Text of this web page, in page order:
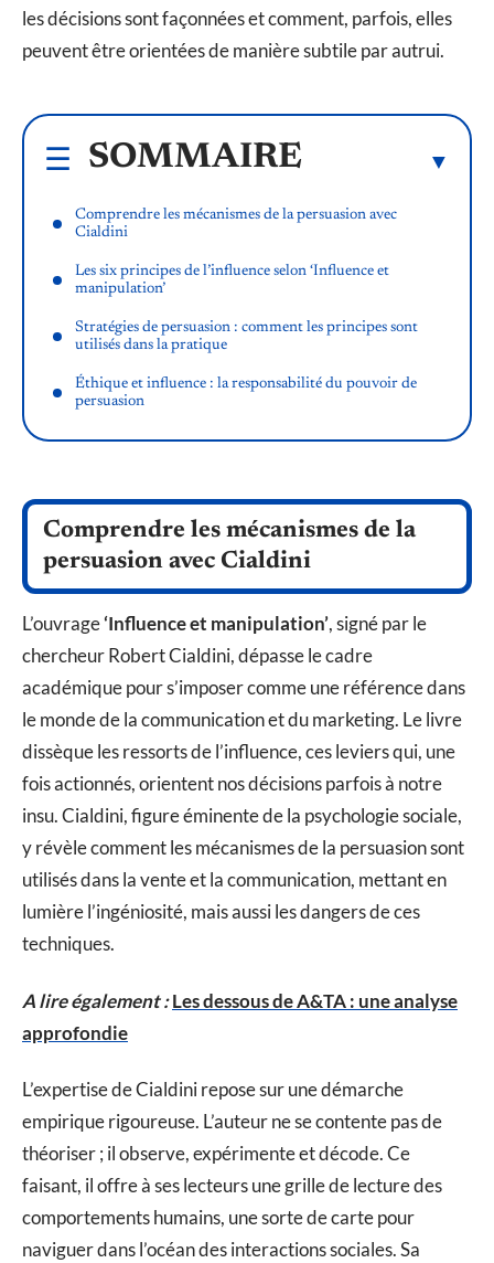
les décisions sont façonnées et comment, parfois, elles
peuvent être orientées de manière subtile par autrui.
SOMMAIRE
Comprendre les mécanismes de la persuasion avec
Cialdini
Les six principes de l’influence selon ‘Influence et
manipulation’
Stratégies de persuasion : comment les principes sont
utilisés dans la pratique
Éthique et influence : la responsabilité du pouvoir de
persuasion
Comprendre les mécanismes de la
persuasion avec Cialdini
L’ouvrage‘Influence et manipulation’, signé par le
chercheur Robert Cialdini, dépasse le cadre
académique pour s’imposer comme une référence dans
le monde de la communication et du marketing. Le livre
dissèque les ressorts de l’influence, ces leviers qui, une
fois actionnés, orientent nos décisions parfois à notre
insu. Cialdini, figure éminente de la psychologie sociale,
y révèle comment les mécanismes de la persuasion sont
utilisés dans la vente et la communication, mettant en
lumière l’ingéniosité, mais aussi les dangers de ces
techniques.
A lire également :Les dessous de A&TA : une analyse
approfondie
L’expertise de Cialdini repose sur une démarche
empirique rigoureuse. L’auteur ne se contente pas de
théoriser ; il observe, expérimente et décode. Ce
faisant, il offre à ses lecteurs une grille de lecture des
comportements humains, une sorte de carte pour
naviguer dans l’océan des interactions sociales. Sa